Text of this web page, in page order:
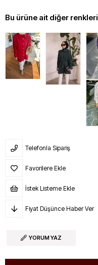
Bu ürüne ait diğer
Telefonla Sipariş
Favorilere Ekle
İstek Listeme Ekle
Fiyat Düşünce Haber Ver
YORUM YAZ